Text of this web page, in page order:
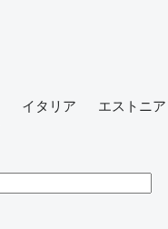
イタリア
エストニア